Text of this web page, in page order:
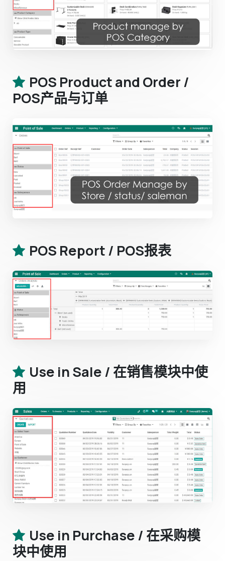
POS Product and Order /
POS产品与订单
POS Report / POS报表
Use in Sale / 在销售模块中使
用
Use in Purchase / 在采购模
块中使用